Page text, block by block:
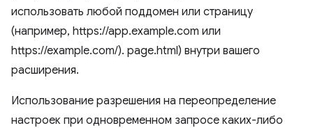
использовать любой поддомен или страницу
(например, https://app.example.com или
https://example.com/). page.html) внутри вашего
расширения.
Использование разрешения на переопределение
настроек при одновременном запросе каких-либо